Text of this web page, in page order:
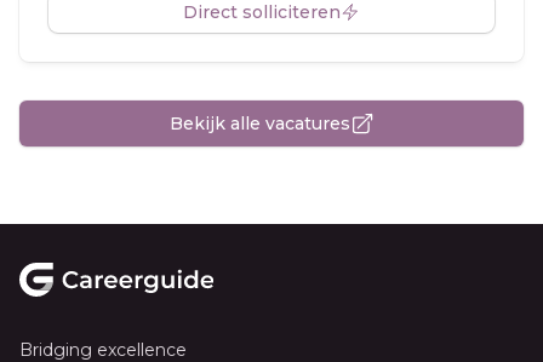
Direct solliciteren
Bekijk alle vacatures
Bridging excellence